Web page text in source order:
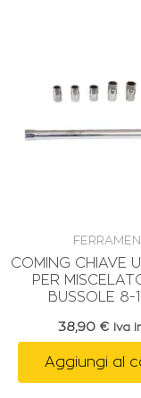
COMING CHIAVE
PER
BUSSOLE 8-
38,90 € Iva
Aggiungi al